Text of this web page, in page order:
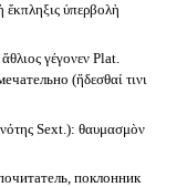
ὑπερβολὴ
γέγονεν Plat.
(ἥδεσθαί τινι
Sext.): θαυμασμὸν
поклонник